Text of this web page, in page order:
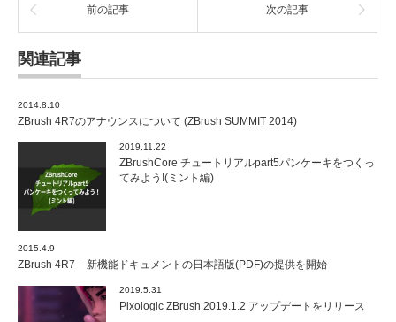
前の記事 次の記事
関連記事
2014.8.10
ZBrush 4R7のアナウンスについて (ZBrush SUMMIT 2014)
2019.11.22
ZBrushCore チュートリアルpart5パンケーキをつくっ
てみよう!(ミント編)
2015.4.9
ZBrush 4R7 – 新機能ドキュメントの日本語版(PDF)の提供を開始
2019.5.31
Pixologic ZBrush 2019.1.2 アップデートをリリース